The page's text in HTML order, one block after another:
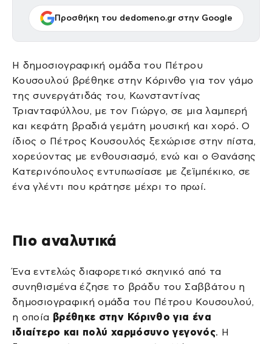
Προσθήκη του dedomeno.gr στην Google
Η δημοσιογραφική ομάδα του Πέτρου
Κουσουλού βρέθηκε στην Κόρινθο για τον γάμο
της συνεργάτιδάς του, Κωνσταντίνας
Τριανταφύλλου, με τον Γιώργο, σε μια λαμπερή
και κεφάτη βραδιά γεμάτη μουσική και χορό. Ο
ίδιος ο Πέτρος Κουσουλός ξεχώρισε στην πίστα,
χορεύοντας με ενθουσιασμό, ενώ και ο Θανάσης
Κατερινόπουλος εντυπωσίασε με ζεϊμπέκικο, σε
ένα γλέντι που κράτησε μέχρι το πρωί.
Πιο αναλυτικά
Ένα εντελώς διαφορετικό σκηνικό από τα
συνηθισμένα έζησε το βράδυ του Σαββάτου η
δημοσιογραφική ομάδα του Πέτρου Κουσουλού,
η οποία βρέθηκε στην Κόρινθο για ένα
ιδιαίτερο και πολύ χαρμόσυνο γεγονός. Η